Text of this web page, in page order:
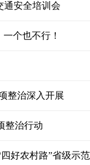
通安全培训会
个也不行！
整治深入开展
整治行动
好农村路”省级示